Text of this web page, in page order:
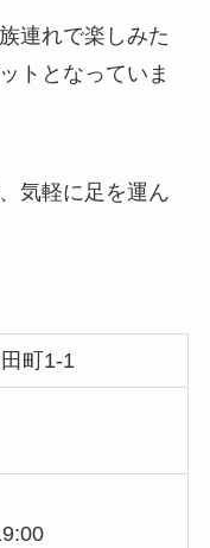
連れで楽しみた
トとなっていま
気軽に足を運ん
町1-1